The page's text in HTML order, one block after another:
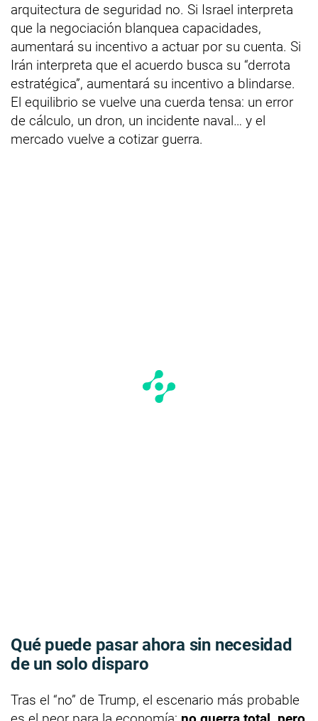
arquitectura de seguridad no. Si Israel interpreta
que la negociación blanquea capacidades,
aumentará su incentivo a actuar por su cuenta. Si
Irán interpreta que el acuerdo busca su “derrota
estratégica”, aumentará su incentivo a blindarse.
El equilibrio se vuelve una cuerda tensa: un error
de cálculo, un dron, un incidente naval… y el
mercado vuelve a cotizar guerra.
Qué puede pasar ahora sin necesidad
de un solo disparo
Tras el “no” de Trump, el escenario más probable